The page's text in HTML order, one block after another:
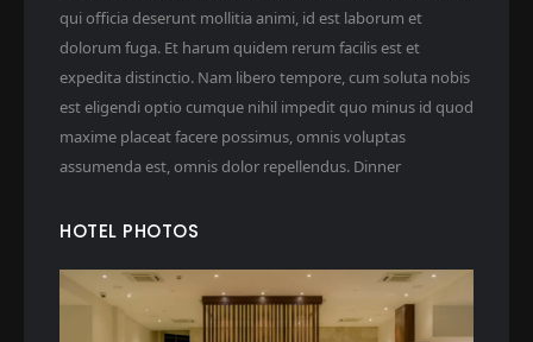
qui officia deserunt mollitia animi, id est laborum et
dolorum fuga. Et harum quidem rerum facilis est et
expedita distinctio. Nam libero tempore, cum soluta nobis
est eligendi optio cumque nihil impedit quo minus id quod
maxime placeat facere possimus, omnis voluptas
assumenda est, omnis dolor repellendus. Dinner
HOTEL PHOTOS